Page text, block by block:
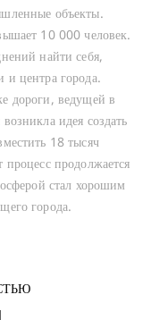
объекты.
10 000 человек.
найти себя,
и центра города.
дороги, ведущей в
идея создать
18 тысяч
продолжается
стал хорошим
города.